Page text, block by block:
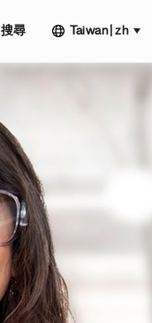
搜尋 Taiwan | zh